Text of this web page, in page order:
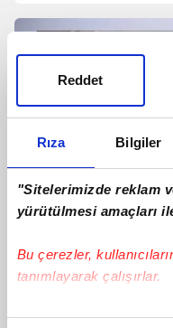
Rıza Bilgiler
"Sitelerimizde reklam
yürütülmesi amaçları
Bu çerezler,
tanımlayarak çalışırlar.
Bu çerezlere izin
Reddet
Ligin ilk